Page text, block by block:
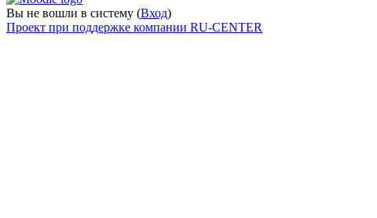
Вы не вошли в систему (Вход)
Проект при поддержке компании RU-CENTER